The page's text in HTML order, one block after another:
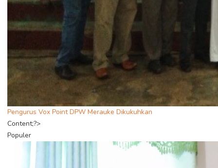
Pengurus Vox Point DPW Merauke Dikukuhkan
Content;?>
Populer